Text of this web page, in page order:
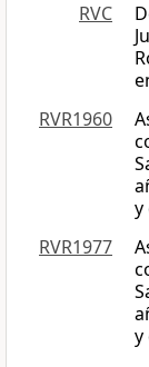
RVC
RVR1960
y
RVR1977
y